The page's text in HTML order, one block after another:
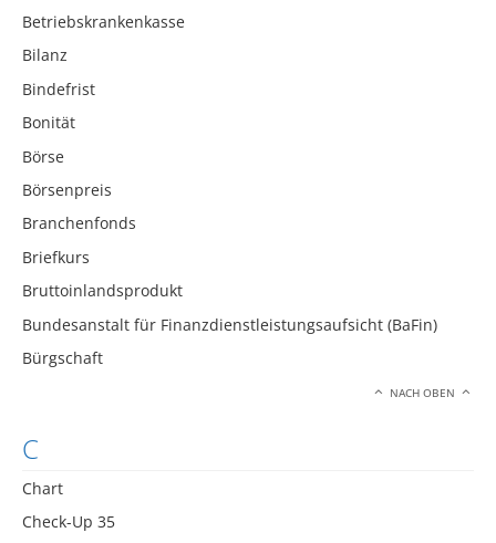
Betriebskrankenkasse
Bilanz
Bindefrist
Bonität
Börse
Börsenpreis
Branchenfonds
Briefkurs
Bruttoinlandsprodukt
Bundesanstalt für Finanzdienstleistungsaufsicht (BaFin)
Bürgschaft
NACH OBEN
C
Chart
Check-Up 35